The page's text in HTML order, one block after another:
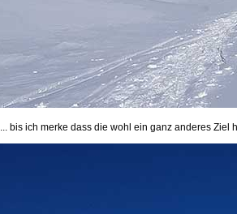
... bis ich merke dass die wohl ein ganz anderes Ziel